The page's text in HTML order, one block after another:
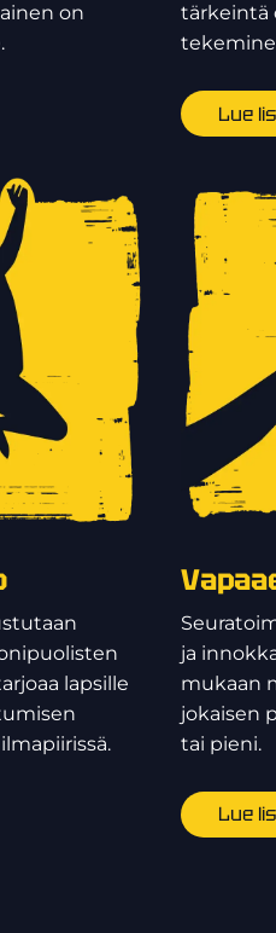
on
tärkeintä
Lue
lapsille
ja
mukaan
jokaisen
tai pieni.
Lue